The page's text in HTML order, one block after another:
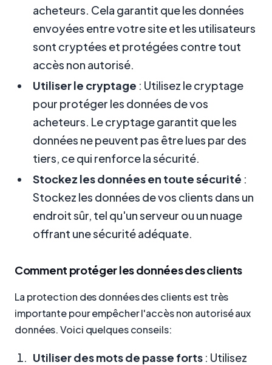
acheteurs. Cela garantit que les données
envoyées entre votre site et les utilisateurs
sont cryptées et protégées contre tout
accès non autorisé.
Utiliser le cryptage : Utilisez le cryptage
pour protéger les données de vos
acheteurs. Le cryptage garantit que les
données ne peuvent pas être lues par des
tiers, ce qui renforce la sécurité.
Stockez les données en toute sécurité :
Stockez les données de vos clients dans un
endroit sûr, tel qu'un serveur ou un nuage
offrant une sécurité adéquate.
Comment protéger les données des clients
La protection des données des clients est très
importante pour empêcher l'accès non autorisé aux
données. Voici quelques conseils:
Utiliser des mots de passe forts : Utilisez